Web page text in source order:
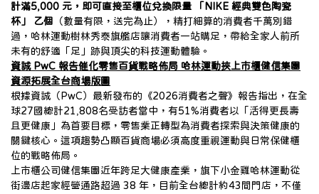
計滿5,000 元，即可直接至櫃位兌換限量 「NIKE 經典雙色陶瓷
杯」 乙個
（數量有限，送完為止），精打細算的消費者千萬別錯
過，哈林運動樹林秀泰旗艦店讓消費者一站購足，帶給全家人前所
未有的舒適「足」跡與頂尖的科技運動體驗。
資誠 PwC 報告催化零售百貨戰略佈局 哈林運動挾上市櫃健信集團
資源拓展全台商場版圖
根據資誠（PwC）最新發布的《2026消費者之聲》報告指出，在全
球27國總計21,808名受訪者當中，有51%消費者以「活得更長壽
且更健康」為首要目標，零售業正轉型為消費者探索與決策健康的
關鍵核心。這項趨勢凸顯百貨商場必須高度重視運動與日常保健櫃
位的戰略佈局。
上市櫃公司健信集團近年跨足大健康產業，旗下小金雞哈林運動從
街邊店起家經營通路超過 38 年，目前全台總計約43間門店，不僅